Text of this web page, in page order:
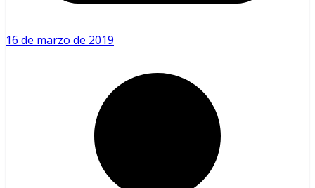
16 de marzo de 2019